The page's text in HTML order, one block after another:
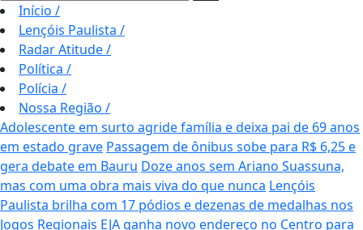
Início /
Lençóis Paulista /
Radar Atitude/
Política /
Polícia /
Nossa Região /
Adolescente em surto agride família e deixa pai de 69 anos
em estado grave Passagem de ônibus sobe para R$ 6,25 e
gera debate em Bauru Doze anos sem Ariano Suassuna,
mas com uma obra mais viva do que nunca Lençóis
Paulista brilha com 17 pódios e dezenas de medalhas nos
Jogos Regionais EJA ganha novo endereço no Centro para